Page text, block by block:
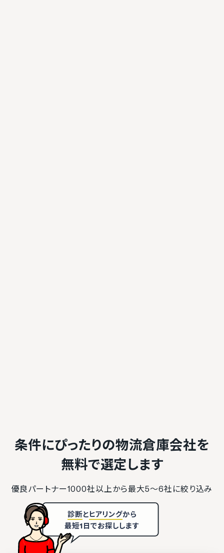
条件にぴったりの物流倉庫会社を
無料で選定します
優良パートナー1000社以上から最大5〜6社に絞り込み
診断とヒアリングから
最短1日でお探しします